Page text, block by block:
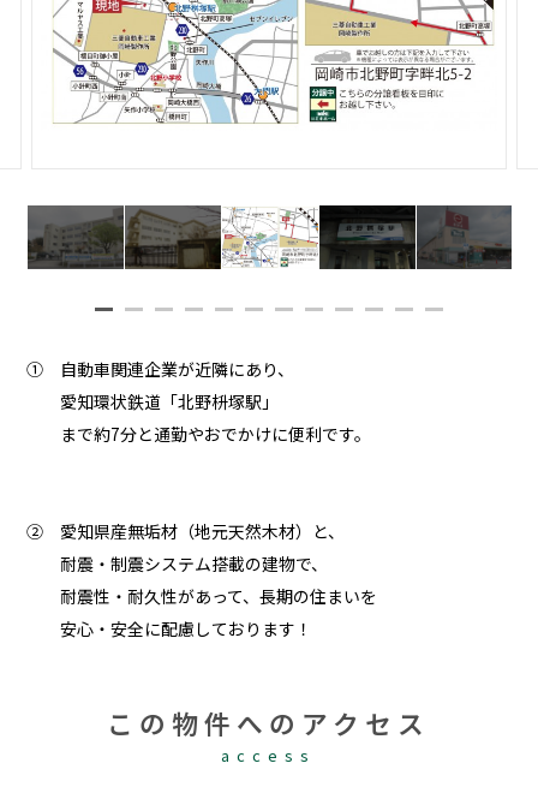
① 自動車関連企業が近隣にあり、
愛知環状鉄道「北野枡塚駅」
まで約7分と通勤やおでかけに便利です。
② 愛知県産無垢材（地元天然木材）と、
耐震・制震システム搭載の建物で、
耐震性・耐久性があって、長期の住まいを
安心・安全に配慮しております！
この物件へのアクセス
access